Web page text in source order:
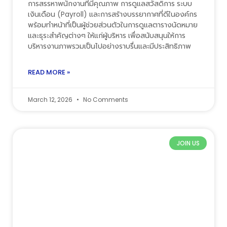
การสรรหาพนักงานที่มีคุณภาพ การดูแลสวัสดิการ ระบบ
เงินเดือน (Payroll) และการสร้างบรรยากาศที่ดีในองค์กร
พร้อมทำหน้าที่เป็นผู้ช่วยส่วนตัวในการดูแลตารางนัดหมาย
และธุระสำคัญต่างๆ ให้แก่ผู้บริหาร เพื่อสนับสนุนให้การ
บริหารงานภาพรวมเป็นไปอย่างราบรื่นและมีประสิทธิภาพ
READ MORE »
March 12, 2026 No Comments
JOIN US